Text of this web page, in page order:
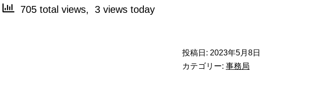
705 total views, 3 views today
投稿日: 2023年5月8日
カテゴリー: 事務局